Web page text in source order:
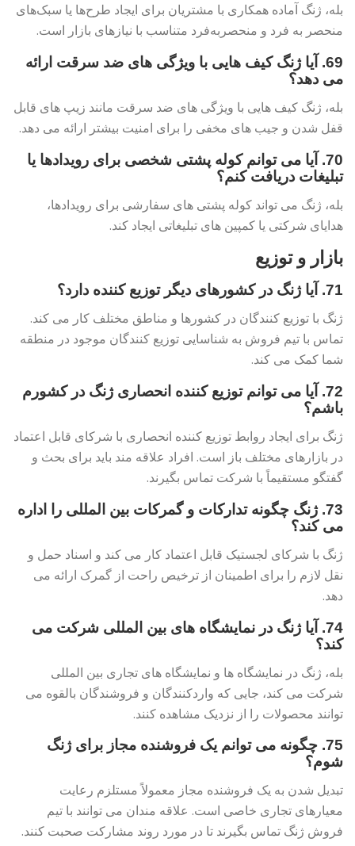
بله، ژنگ آماده همکاری با مشتریان برای ایجاد طرح‌ها یا سبک‌های
منحصر به فرد و منحصربه‌فرد متناسب با نیازهای بازار است.
69. آیا ژنگ کیف هایی با ویژگی های ضد سرقت ارائه
می دهد؟
بله، ژنگ کیف هایی با ویژگی های ضد سرقت مانند زیپ های قابل
قفل شدن و جیب های مخفی را برای امنیت بیشتر ارائه می دهد.
70. آیا می توانم کوله پشتی شخصی برای رویدادها یا
تبلیغات دریافت کنم؟
بله، ژنگ می تواند کوله پشتی های سفارشی برای رویدادها،
هدایای شرکتی یا کمپین های تبلیغاتی ایجاد کند.
بازار و توزیع
71. آیا ژنگ در کشورهای دیگر توزیع کننده دارد؟
ژنگ با توزیع کنندگان در کشورها و مناطق مختلف کار می کند.
تماس با تیم فروش به شناسایی توزیع کنندگان موجود در منطقه
شما کمک می کند.
72. آیا می توانم توزیع کننده انحصاری ژنگ در کشورم
باشم؟
ژنگ برای ایجاد روابط توزیع کننده انحصاری با شرکای قابل اعتماد
در بازارهای مختلف باز است. افراد علاقه مند باید برای بحث و
گفتگو مستقیماً با شرکت تماس بگیرند.
73. ژنگ چگونه تدارکات و گمرکات بین المللی را اداره
می کند؟
ژنگ با شرکای لجستیک قابل اعتماد کار می کند و اسناد حمل و
نقل لازم را برای اطمینان از ترخیص راحت از گمرک ارائه می
دهد.
74. آیا ژنگ در نمایشگاه های بین المللی شرکت می
کند؟
بله، ژنگ در نمایشگاه ها و نمایشگاه های تجاری بین المللی
شرکت می کند، جایی که واردکنندگان و فروشندگان بالقوه می
توانند محصولات را از نزدیک مشاهده کنند.
75. چگونه می توانم یک فروشنده مجاز برای ژنگ
شوم؟
تبدیل شدن به یک فروشنده مجاز معمولاً مستلزم رعایت
معیارهای تجاری خاصی است. علاقه مندان می توانند با تیم
فروش ژنگ تماس بگیرند تا در مورد روند مشارکت صحبت کنند.